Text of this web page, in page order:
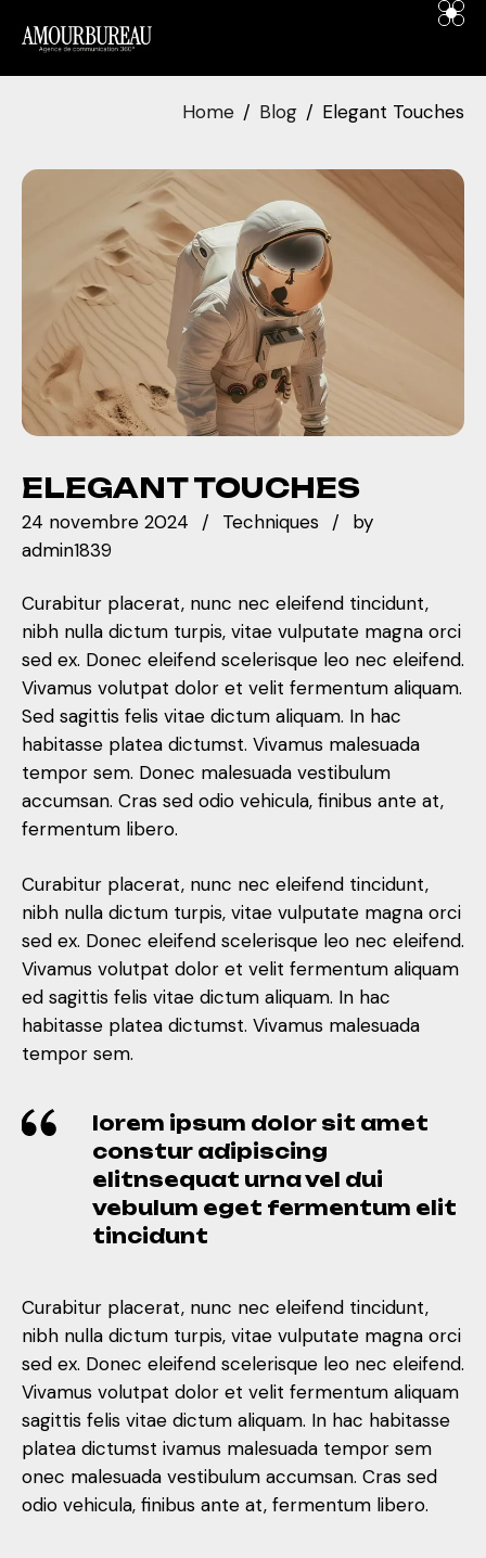
principal
Home Blog Elegant Touches
ELEGANT TOUCHES
24 novembre 2024 Techniques
by
admin1839
Curabitur placerat, nunc nec eleifend tincidunt,
nibh nulla dictum turpis, vitae vulputate magna orci
sed ex. Donec eleifend scelerisque leo nec eleifend.
Vivamus volutpat dolor et velit fermentum aliquam.
Sed sagittis felis vitae dictum aliquam. In hac
habitasse platea dictumst. Vivamus malesuada
tempor sem. Donec malesuada vestibulum
accumsan. Cras sed odio vehicula, finibus ante at,
fermentum libero.
Curabitur placerat, nunc nec eleifend tincidunt,
nibh nulla dictum turpis, vitae vulputate magna orci
sed ex. Donec eleifend scelerisque leo nec eleifend.
Vivamus volutpat dolor et velit fermentum aliquam
ed sagittis felis vitae dictum aliquam. In hac
habitasse platea dictumst. Vivamus malesuada
tempor sem.
lorem ipsum dolor sit amet
constur adipiscing
elitnsequat urna vel dui
vebulum eget fermentum elit
tincidunt
Curabitur placerat, nunc nec eleifend tincidunt,
nibh nulla dictum turpis, vitae vulputate magna orci
sed ex. Donec eleifend scelerisque leo nec eleifend.
Vivamus volutpat dolor et velit fermentum aliquam
sagittis felis vitae dictum aliquam. In hac habitasse
platea dictumst ivamus malesuada tempor sem
onec malesuada vestibulum accumsan. Cras sed
odio vehicula, finibus ante at, fermentum libero.